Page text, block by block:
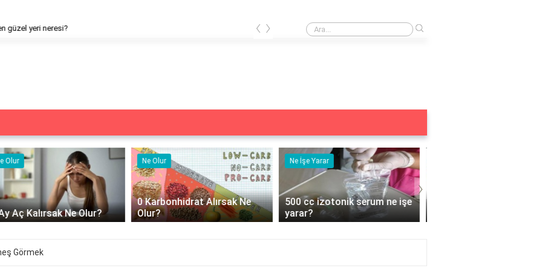
en güzel yeri neresi? Karaköyün en güzel yeri neresi?
‹ ›
Ne Olur
Karbonhidrat Alırsak Ne
Ne İşe Yarar
500 cc izotonik serum ne işe
yarar?
Ne İşe Yarar
5 duyu organımız ne işe
yarar?
›
Görmek